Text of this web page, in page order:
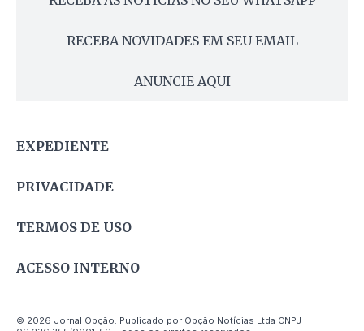
RECEBA NOVIDADES EM SEU EMAIL
ANUNCIE AQUI
EXPEDIENTE
PRIVACIDADE
TERMOS DE USO
ACESSO INTERNO
© 2026 Jornal Opção. Publicado por Opção Notícias Ltda CNPJ